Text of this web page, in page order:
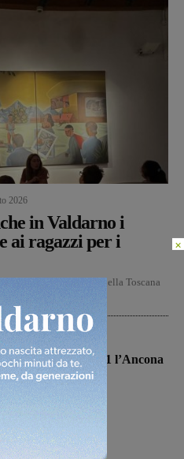
2026
in Valdarno i
ai ragazzi per i
diversi musei della Toscana
batte 2-1 l’Ancona
10 Agosto 2026
Valdarno
×